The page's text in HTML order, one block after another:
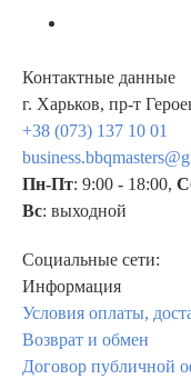
Контактные данные
г. Харьков, пр-т
+38 (073) 137 10 01
Пн-Пт: 9:00 - 18:00,
Вс: выходной
Социальные сети:
Информация
Условия оплаты,
Возврат и обмен
Договор публичной